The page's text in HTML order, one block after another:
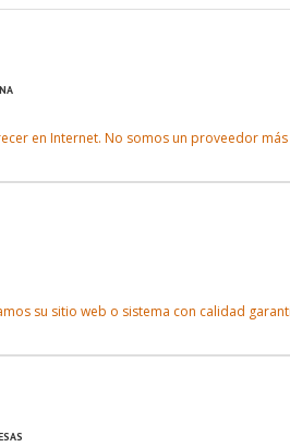
en Internet. No somos un proveedor
su sitio web o sistema con calidad